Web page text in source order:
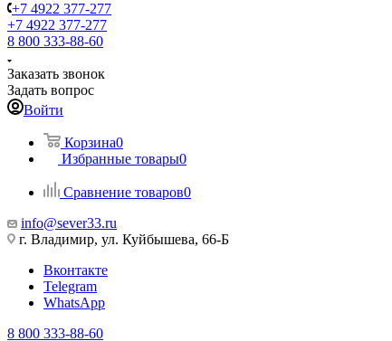
+7 4922 377-277
+7 4922 377-277
8 800 333-88-60
Заказать звонок
Задать вопрос
Войти
Корзина0
Избранные товары0
Сравнение товаров0
info@sever33.ru
г. Владимир, ул. Куйбышева, 66-Б
Вконтакте
Telegram
WhatsApp
8 800 333-88-60